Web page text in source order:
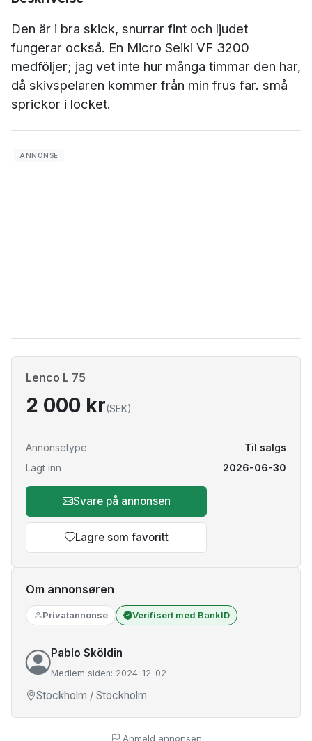
Den är i bra skick, snurrar fint och ljudet
fungerar också. En Micro Seiki VF 3200
medföljer; jag vet inte hur många timmar den har,
då skivspelaren kommer från min frus far. små
sprickor i locket.
Lenco L 75
2 000 kr(SEK)
Annonsetype
Til salgs
Lagt inn
2026-06-30
Svare på annonsen
Lagre som favoritt
Om annonsøren
Privatannonse Verifisert med BankID
Pablo Sköldin
Medlem siden: 2024-12-02
Stockholm / Stockholm
Anmeld annonsen